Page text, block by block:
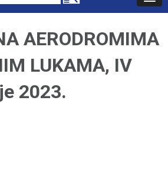
for:
AERODROMIMA
LUKAMA, IV
2023.